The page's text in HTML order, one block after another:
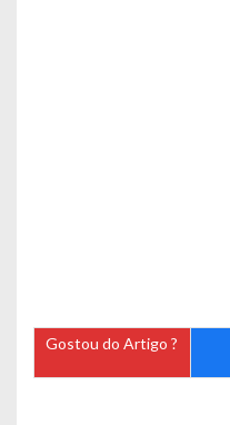
Gostou do Artigo ?